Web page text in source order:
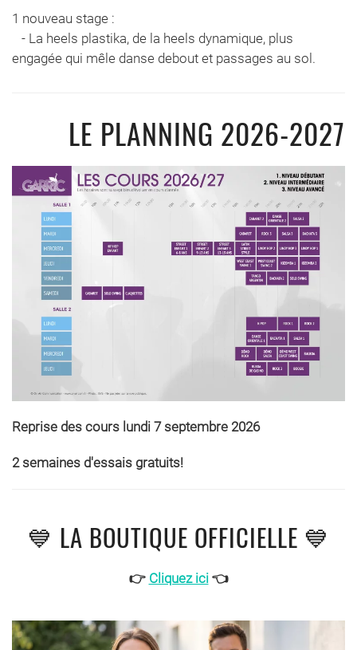
1 nouveau stage :
- La heels plastika, de la heels dynamique, plus
engagée qui mêle danse debout et passages au sol.
LE PLANNING 2026-2027
Reprise des cours lundi 7 septembre 2026
2 semaines d'essais gratuits!
💙 LA BOUTIQUE OFFICIELLE 💙
👉 Cliquez ici👈